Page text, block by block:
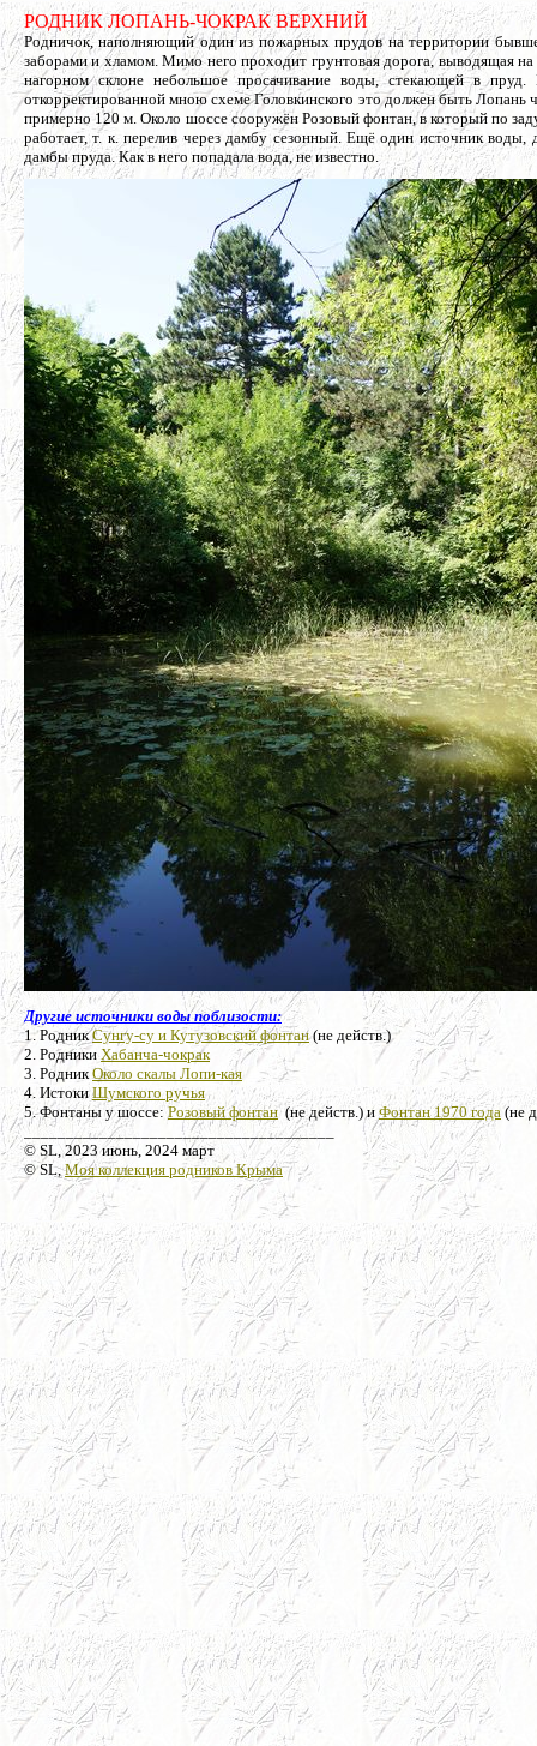
Другие источники воды поблизости:
1. РодникСунгу-су и Кутузовский фонтан(не действ.)
2. Родники Хабанча-чокрак
3. РодникОколо скалы Лопи-кая
4. ИстокиШумского ручья
5. Фонтаны у шоссе: Розовый фонтан(не действ.) и Фонтан 1970 года (не
_____________________________________
© SL, 2023 июнь, 2024 март
© SL,Моя коллекция родников Крыма
РОДНИК ЛОПАНЬ-ЧОКРАК ВЕРХНИЙ
Родничок, наполняющий один из пожарных прудов на территории
заборами и хламом. Мимо него проходит грунтовая дорога, выводящая
нагорном склоне небольшое просачивание воды, стекающей в
откорректированной мною схеме Головкинского это должен быть
примерно 120 м. Около шоссе сооружён Розовый фонтан, в который по
работает, т. к. перелив через дамбу сезонный. Ещё один источник
дамбы пруда. Как в него попадала вода, не известно.